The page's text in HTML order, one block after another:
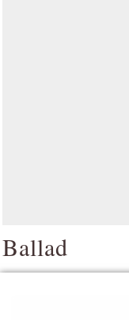
Ballad